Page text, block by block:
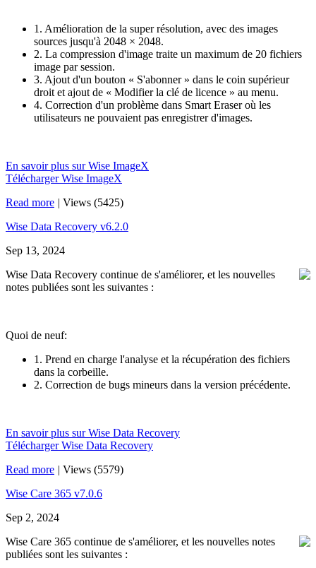
1. Amélioration de la super résolution, avec des images
sources jusqu'à 2048 × 2048.
2. La compression d'image traite un maximum de 20 fichiers
image par session.
3. Ajout d'un bouton « S'abonner » dans le coin supérieur
droit et ajout de « Modifier la clé de licence » au menu.
4. Correction d'un problème dans Smart Eraser où les
utilisateurs ne pouvaient pas enregistrer d'images.
En savoir plus sur Wise ImageX
Télécharger Wise ImageX
Read more | Views (5425)
Wise Data Recovery v6.2.0
Sep 13, 2024
Wise Data Recovery continue de s'améliorer, et les nouvelles
notes publiées sont les suivantes :
Quoi de neuf:
1. Prend en charge l'analyse et la récupération des fichiers
dans la corbeille.
2. Correction de bugs mineurs dans la version précédente.
En savoir plus sur Wise Data Recovery
Télécharger Wise Data Recovery
Read more | Views (5579)
Wise Care 365 v7.0.6
Sep 2, 2024
Wise Care 365 continue de s'améliorer, et les nouvelles notes
publiées sont les suivantes :